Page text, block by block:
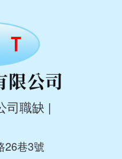
司職缺 |
26巷3號